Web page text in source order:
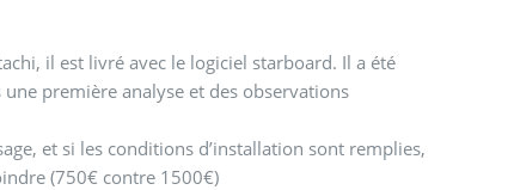
il est livré avec le logiciel starboard. Il a été
première analyse et des observations
et si les conditions d’installation sont remplies,
(750€ contre 1500€)